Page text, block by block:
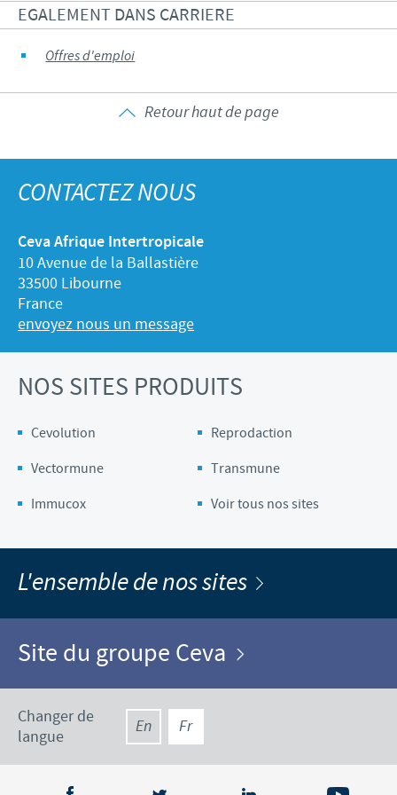
Volailles
Avantages du poussin Ceva Inside
C.H.I.C.K. Program®
Vaccins couvoirs
Communiqué de presse
Importance de la responsabilité
Programmes de soutien
Business et partenariat scientifique
CARRIERE
CONTACTEZ-NOUS
EGALEMENT DANS CARRIERE
Offres d'emploi
Retour haut de page
CONTACTEZ NOUS
Ceva Afrique Intertropicale
10 Avenue de la Ballastière
33500 Libourne
France
envoyez nous un message
NOS SITES PRODUITS
Cevolution
Reprodaction
Vectormune
Transmune
Immucox
Voir tous nos sites
L'ensemble de nos sites
Site du groupe Ceva
Changer de
langue
En Fr